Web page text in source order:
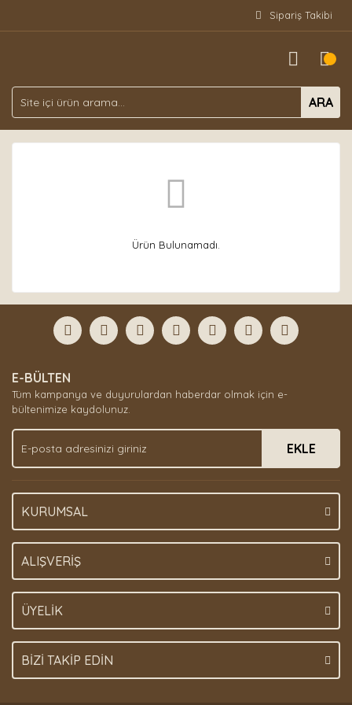
Sipariş Takibi
ARA
Ürün Bulunamadı.
E-BÜLTEN
Tüm kampanya ve duyurulardan haberdar olmak için e-
bültenimize kaydolunuz.
EKLE
KURUMSAL
ALIŞVERİŞ
ÜYELİK
BİZİ TAKİP EDİN